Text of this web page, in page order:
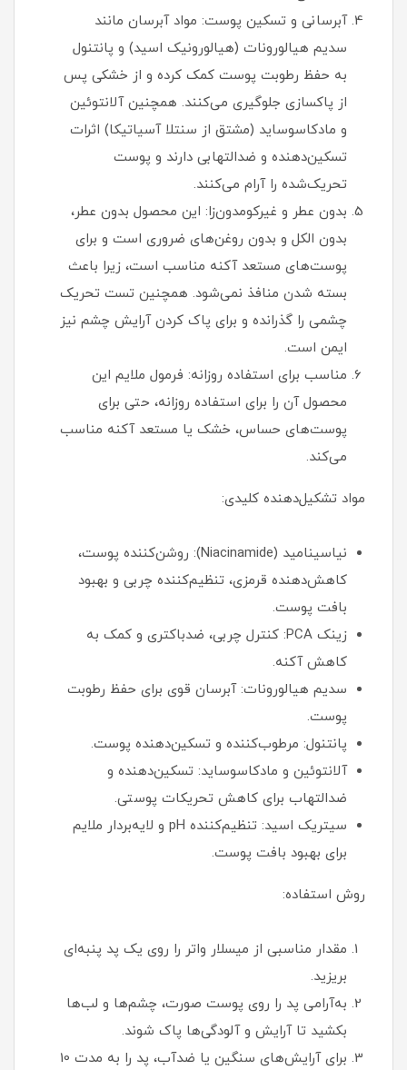
آبرسانی و تسکین پوست: مواد آبرسان مانند
سدیم هیالورونات (هیالورونیک اسید) و پانتنول
به حفظ رطوبت پوست کمک کرده و از خشکی پس
از پاکسازی جلوگیری می‌کنند. همچنین آلانتوئین
و مادکاسوساید (مشتق از سنتلا آسیاتیکا) اثرات
تسکین‌دهنده و ضدالتهابی دارند و پوست
تحریک‌شده را آرام می‌کنند.
بدون عطر و غیرکومدون‌زا: این محصول بدون عطر،
بدون الکل و بدون روغن‌های ضروری است و برای
پوست‌های مستعد آکنه مناسب است، زیرا باعث
بسته شدن منافذ نمی‌شود. همچنین تست تحریک
چشمی را گذرانده و برای پاک کردن آرایش چشم نیز
ایمن است.
مناسب برای استفاده روزانه: فرمول ملایم این
محصول آن را برای استفاده روزانه، حتی برای
پوست‌های حساس، خشک یا مستعد آکنه مناسب
می‌کند.
مواد تشکیل‌دهنده کلیدی:
نیاسینامید (Niacinamide): روشن‌کننده پوست،
کاهش‌دهنده قرمزی، تنظیم‌کننده چربی و بهبود
بافت پوست.
زینک PCA: کنترل چربی، ضدباکتری و کمک به
کاهش آکنه.
سدیم هیالورونات: آبرسان قوی برای حفظ رطوبت
پوست.
پانتنول: مرطوب‌کننده و تسکین‌دهنده پوست.
آلانتوئین و مادکاسوساید: تسکین‌دهنده و
ضدالتهاب برای کاهش تحریکات پوستی.
سیتریک اسید: تنظیم‌کننده pH و لایه‌بردار ملایم
برای بهبود بافت پوست.
روش استفاده:
مقدار مناسبی از میسلار واتر را روی یک پد پنبه‌ای
بریزید.
به‌آرامی پد را روی پوست صورت، چشم‌ها و لب‌ها
بکشید تا آرایش و آلودگی‌ها پاک شوند.
برای آرایش‌های سنگین یا ضدآب، پد را به مدت 10